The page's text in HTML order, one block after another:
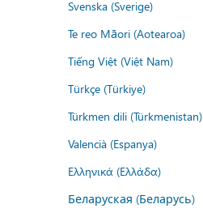
Svenska (Sverige)
Te reo Māori (Aotearoa)
Tiếng Việt (Việt Nam)
Türkçe (Türkiye)
Türkmen dili (Türkmenistan)
Valencià (Espanya)
Ελληνικά (Ελλάδα)
Беларуская (Беларусь)